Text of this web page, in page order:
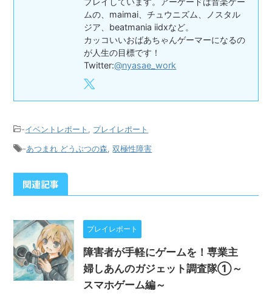
ムの、maimai、チュウニズム、ノスタル
ジア、beatmania iidxなど。
カッコいいおばあちゃんゲーマーになるの
が人生の目標です！
Twitter:@nyasae_work
-イベントレポート
プレイレポート
-あつまれ どうぶつの森 ,双極性障害
関連記事
プレイレポート
障害者が手軽にゲームを！専業主
婦しあんのガジェット調査隊①～
スマホゲーム編～